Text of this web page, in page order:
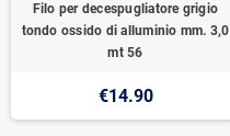
Filo per decespugliatore grigio
tondo ossido di alluminio mm. 3,0
mt 56
€14.90